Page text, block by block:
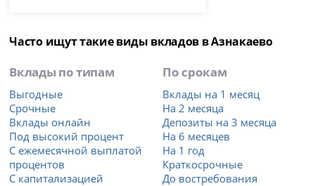
Часто ищут такие виды вкладов в Азнакаево
Вклады по типам
Выгодные
Срочные
Вклады онлайн
Под высокий процент
С ежемесячной выплатой
процентов
С капитализацией
По срокам
Вклады на 1 месяц
На 2 месяца
Депозиты на 3 месяца
На 6 месяцев
На 1 год
Краткосрочные
До востребования